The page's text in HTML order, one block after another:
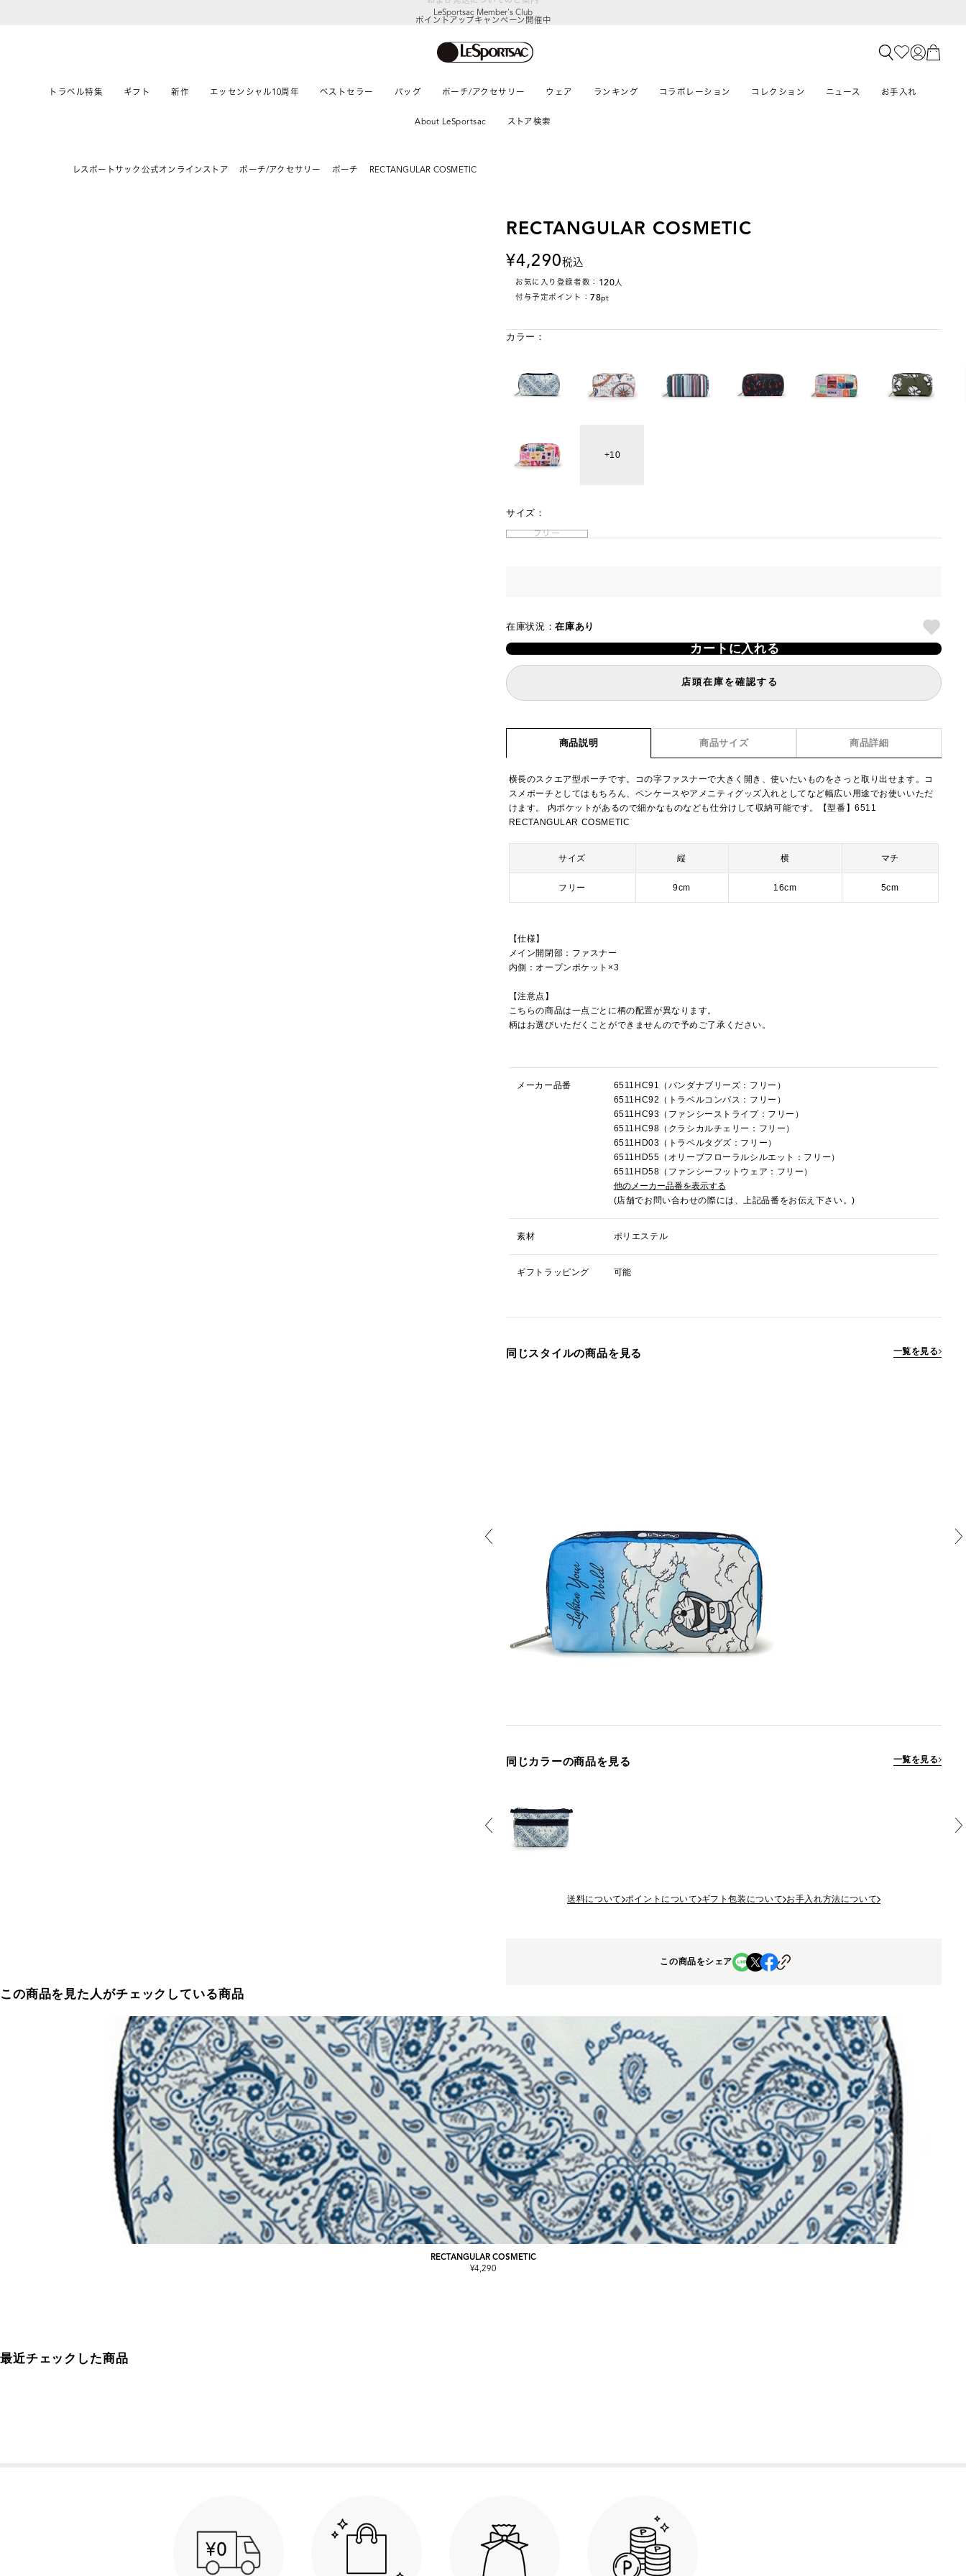
LeSportsac Member's Club
ポイントアップキャンペーン開催中
トラベル特集 ギフト 新作 エッセンシャル10周年 ベストセラー バッグ ポーチ/アクセサリー ウェア ランキング コラボレーション コレクション ニュース お手入れ
About LeSportsac ストア検索
レスポートサック公式オンラインストア ポーチ/アクセサリー ポーチ RECTANGULAR COSMETIC
RECTANGULAR COSMETIC
4,290税込
お気に入り登録者数： 120人
付与予定ポイント：78pt
カラー：
10
サイズ：
フリー
在庫状況：在庫あり
カートに入れる
店頭在庫を確認する
商品説明 商品サイズ 商品詳細
横長のスクエア型ポーチです。コの字ファスナーで大きく開き、使いたいものをさっと取り出せます。コ
スメポーチとしてはもちろん、ペンケースやアメニティグッズ入れとしてなど幅広い用途でお使いいただ
けます。 内ポケットがあるので細かなものなども仕分けして収納可能です。【型番】6511
RECTANGULAR COSMETIC
サイズ 縦 横 マチ
フリー 9cm 16cm 5cm
【仕様】
メイン開閉部：ファスナー
内側：オープンポケット×3
【注意点】
こちらの商品は一点ごとに柄の配置が異なります。
柄はお選びいただくことができませんので予めご了承ください。
メーカー品番
6511HC91（バンダナブリーズ：フリー）
6511HC92（トラベルコンパス：フリー）
6511HC93（ファンシーストライプ：フリー）
6511HC98（クラシカルチェリー：フリー）
6511HD03（トラベルタグズ：フリー）
6511HD55（オリーブフローラルシルエット：フリー）
6511HD58（ファンシーフットウェア：フリー）
他のメーカー品番を表示する
(店舗でお問い合わせの際には、上記品番をお伝え下さい。)
素材 ポリエステル
ギフトラッピング 可能
同じスタイルの商品を見る 一覧を見る
同じカラーの商品を見る 一覧を見る
送料について ポイントについて ギフト包装について お手入れ方法について
この商品をシェア
この商品を見た人がチェックしている商品
RECTANGULAR COSMETIC
¥4,290
最近チェックした商品